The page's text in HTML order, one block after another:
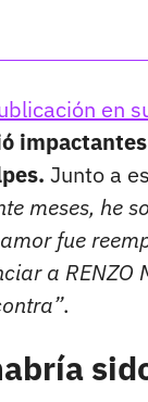
en
Junto a
meses, he
fue
a RENZO
.